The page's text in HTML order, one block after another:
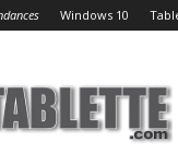
Windows 10